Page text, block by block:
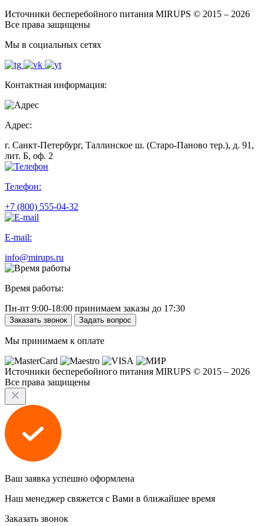
Источники бесперебойного питания MIRUPS © 2015 – 2026
Все права защищены
Мы в социальных сетях
Контактная информация:
Адрес:
г. Санкт-Петербург, Таллинское ш. (Старо-Паново тер.), д. 91,
лит. Б, оф. 2
Телефон:
+7 (800) 555-04-32
E-mail:
info@mirups.ru
Время работы:
Пн-пт 9:00-18:00 принимаем заказы до 17:30
Заказать звонок Задать вопрос
Мы принимаем к оплате
Источники бесперебойного питания MIRUPS © 2015 – 2026
Все права защищены
Ваш заявка успешно оформлена
Наш менеджер свяжется с Вами в ближайшее время
Заказать звонок